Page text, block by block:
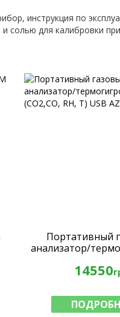
инструкция по
и солью для калибровки
Портативный
анализатор/
14550